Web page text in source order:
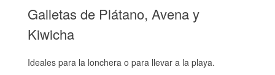
Galletas de Plátano, Avena y
Kiwicha
Ideales para la lonchera o para llevar a la playa.